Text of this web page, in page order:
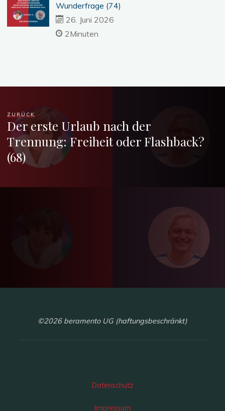
Wunderfrage (74)
26. Juni 2026
2Minuten
ZURÜCK
Der erste Urlaub nach der
Trennung: Freiheit oder Flashback?
(68)
©2026 beramento UG (haftungsbeschränkt)
Datenschutz
Impressum